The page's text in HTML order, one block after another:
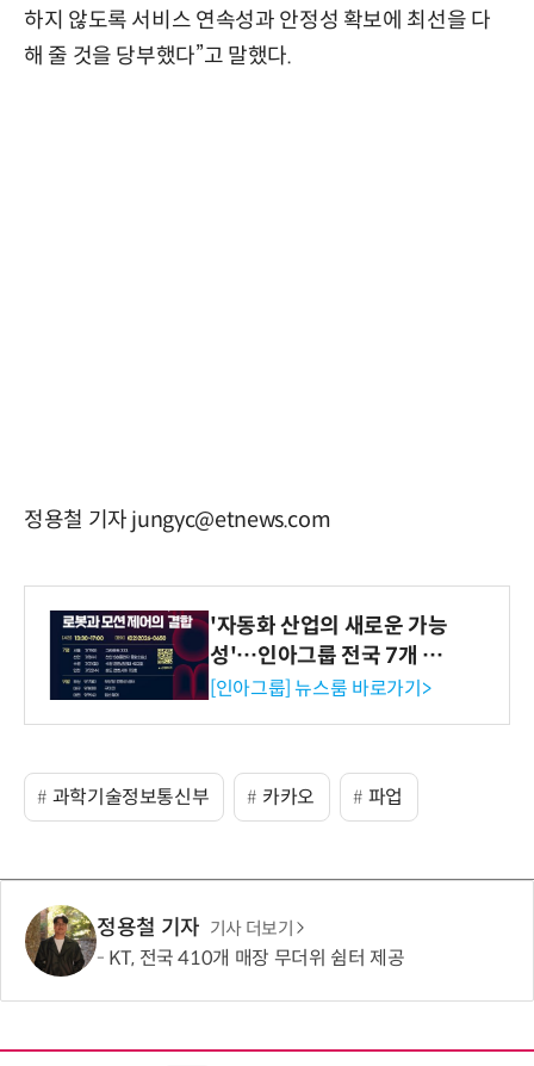
하지 않도록 서비스 연속성과 안정성 확보에 최선을 다
해 줄 것을 당부했다”고 말했다.
정용철 기자 jungyc@etnews.com
'자동화 산업의 새로운 가능
성'…인아그룹 전국 7개 도
시 세미나 페어 개최
[인아그룹] 뉴스룸 바로가기>
과학기술정보통신부 카카오 파업
정용철 기자 기사 더보기
KT, 전국 410개 매장 무더위 쉼터 제공